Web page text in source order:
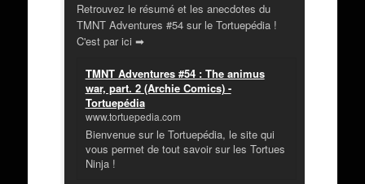
Retrouvez le résumé et les anecdotes du
TMNT Adventures #54 sur le Tortuepédia !
C'est par ici ➡
TMNT Adventures #54 : The animus
war, part. 2 (Archie Comics) -
Tortuepédia
www.tortuepedia.com
Bienvenue sur le Tortuepédia, le site qui
vous permet de tout savoir sur les Tortues
Ninja !